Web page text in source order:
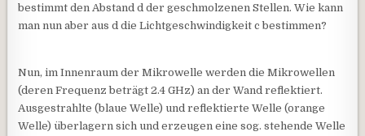
bestimmt den Abstand d der geschmolzenen Stellen. Wie kann
man nun aber aus d die Lichtgeschwindigkeit c bestimmen?
Nun, im Innenraum der Mikrowelle werden die Mikrowellen
(deren Frequenz beträgt 2.4 GHz) an der Wand reflektiert.
Ausgestrahlte (blaue Welle) und reflektierte Welle (orange
Welle) überlagern sich und erzeugen eine sog. stehende Welle